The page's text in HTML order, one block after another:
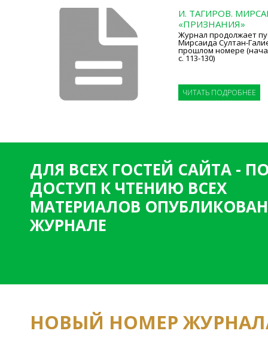
И. ТАГИРОВ.
«ПРИЗНАНИЯ»
Журнал продолжает
Мирсаида Султан-
прошлом номере
с. 113-130)
ЧИТАТЬ ПОДРОБНЕЕ
ДЛЯ ВСЕХ ГОСТЕЙ САЙТА -
ДОСТУП К ЧТЕНИЮ ВСЕХ
МАТЕРИАЛОВ
ЖУРНАЛЕ
НОВЫЙ НОМЕР